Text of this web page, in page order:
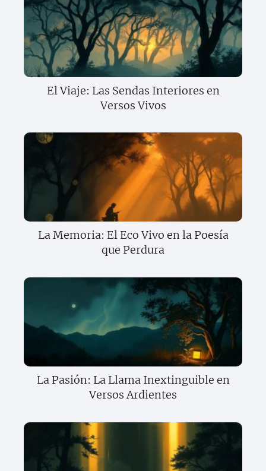
El Viaje: Las Sendas Interiores en
Versos Vivos
La Memoria: El Eco Vivo en la Poesía
que Perdura
La Pasión: La Llama Inextinguible en
Versos Ardientes